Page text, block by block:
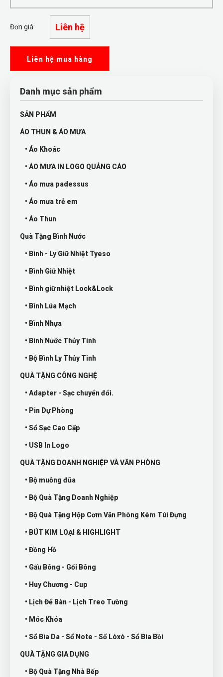
Đơn giá: Liên hệ
Liên hệ mua hàng
Danh mục sản phẩm
SẢN PHẨM
ÁO THUN & ÁO MƯA
• Áo Khoác
• ÁO MƯA IN LOGO QUẢNG CÁO
• Áo mưa padessus
• Áo mưa trẻ em
• Áo Thun
Quà Tặng Bình Nước
• Bình - Ly Giữ Nhiệt Tyeso
• Bình Giữ Nhiệt
• Bình giữ nhiệt Lock&Lock
• Bình Lúa Mạch
• Bình Nhựa
• Bình Nước Thủy Tinh
• Bộ Bình Ly Thủy Tinh
QUÀ TẶNG CÔNG NGHỆ
• Adapter - Sạc chuyển đổi.
• Pin Dự Phòng
• Sổ Sạc Cao Cấp
• USB In Logo
QUÀ TẶNG DOANH NGHIỆP VÀ VĂN PHÒNG
• Bộ muỗng đũa
• Bộ Quà Tặng Doanh Nghiệp
• Bộ Quà Tặng Hộp Cơm Văn Phòng Kém Túi Đựng
• BÚT KIM LOẠI & HIGHLIGHT
• Đồng Hồ
• Gấu Bông - Gối Bông
• Huy Chương - Cup
• Lịch Để Bàn - Lịch Treo Tường
• Móc Khóa
• Sổ Bìa Da - Sổ Note - Sổ Lòxò - Sổ Bìa Bồi
QUÀ TẶNG GIA DỤNG
• Bộ Quà Tặng Nhà Bếp